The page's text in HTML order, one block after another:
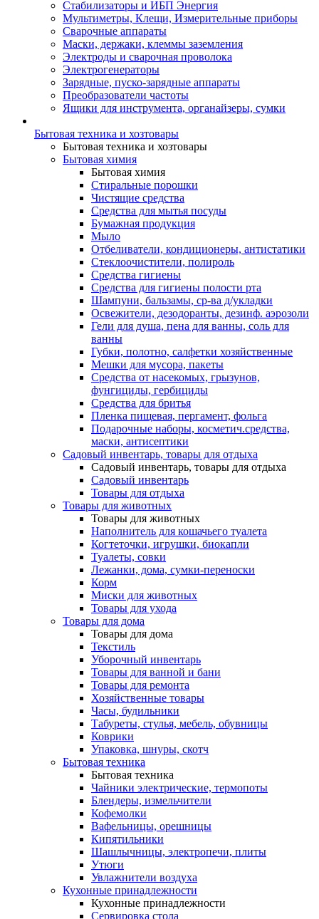
Стабилизаторы и ИБП Энергия
Мультиметры, Клещи, Измерительные приборы
Сварочные аппараты
Маски, держаки, клеммы заземления
Электроды и сварочная проволока
Электрогенераторы
Зарядные, пуско-зарядные аппараты
Преобразователи частоты
Ящики для инструмента, органайзеры, сумки
Бытовая техника и хозтовары
Бытовая техника и хозтовары
Бытовая химия
Бытовая химия
Стиральные порошки
Чистящие средства
Средства для мытья посуды
Бумажная продукция
Мыло
Отбеливатели, кондиционеры, антистатики
Стеклоочистители, полироль
Средства гигиены
Средства для гигиены полости рта
Шампуни, бальзамы, ср-ва д/укладки
Освежители, дезодоранты, дезинф. аэрозоли
Гели для душа, пена для ванны, соль для
ванны
Губки, полотно, салфетки хозяйственные
Мешки для мусора, пакеты
Средства от насекомых, грызунов,
фунгициды, гербициды
Средства для бритья
Пленка пищевая, пергамент, фольга
Подарочные наборы, косметич.средства,
маски, антисептики
Садовый инвентарь, товары для отдыха
Садовый инвентарь, товары для отдыха
Садовый инвентарь
Товары для отдыха
Товары для животных
Товары для животных
Наполнитель для кошачьего туалета
Когтеточки, игрушки, биокапли
Туалеты, совки
Лежанки, дома, сумки-переноски
Корм
Миски для животных
Товары для ухода
Товары для дома
Товары для дома
Текстиль
Уборочный инвентарь
Товары для ванной и бани
Товары для ремонта
Хозяйственные товары
Часы, будильники
Табуреты, стулья, мебель, обувницы
Коврики
Упаковка, шнуры, скотч
Бытовая техника
Бытовая техника
Чайники электрические, термопоты
Блендеры, измельчители
Кофемолки
Вафельницы, орешницы
Кипятильники
Шашлычницы, электропечи, плиты
Утюги
Увлажнители воздуха
Кухонные принадлежности
Кухонные принадлежности
Сервировка стола